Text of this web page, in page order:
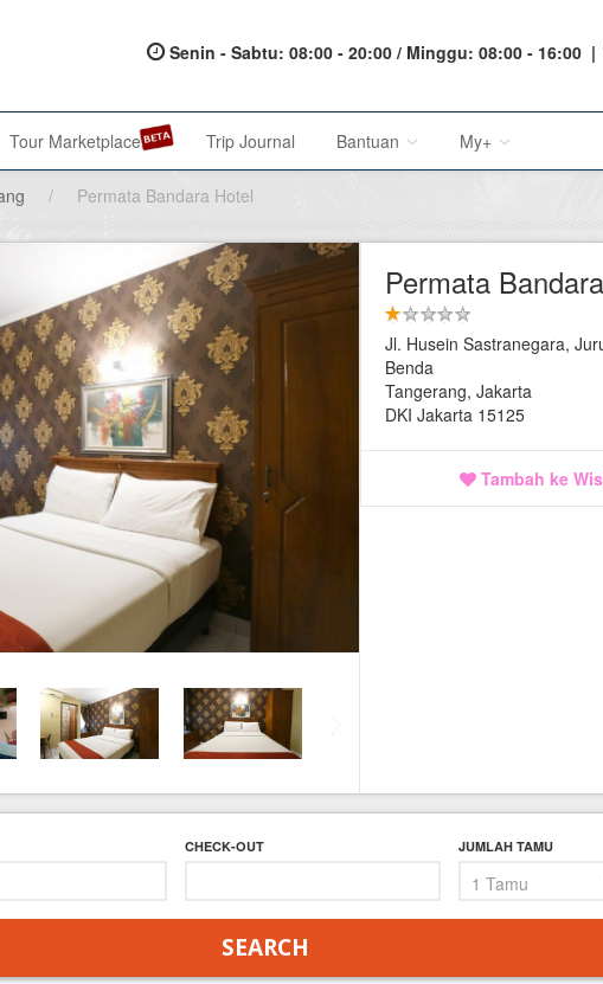
Senin - Sabtu: 08:00 - 20:00 / Minggu: 08:00 - 16:00 |
Tour Marketplace Trip Journal Bantuan
About Us
Metode Pembayaran
Terms of Service
Privacy Policy
Saran & Keluhan
My+
My Account
My Reservations
Affiliate Reward
/ Permata Bandara Hotel
Permata
Jl. Husein Sastranegara,
Benda
Tangerang, Jakarta
DKI Jakarta 15125
Tambah ke
CHECK-OUT JUMLAH TAMU